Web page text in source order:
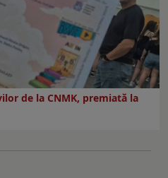
de la CNMK, premiată la